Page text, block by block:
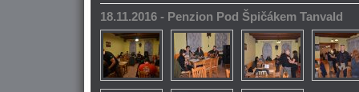
18.11.2016 - Penzion Pod Špičákem Tanvald